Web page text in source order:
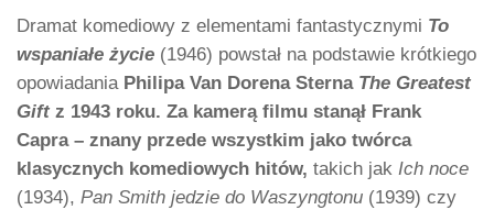
Dramat komediowy z elementami fantastycznymi To
wspaniałe życie (1946) powstał na podstawie krótkiego
opowiadania Philipa Van Dorena Sterna The Greatest
Giftz 1943 roku. Za kamerą filmu stanął Frank
Capra – znany przede wszystkim jako twórca
klasycznych komediowych hitów, takich jak Ich noce
(1934), Pan Smith jedzie do Waszyngtonu (1939) czy